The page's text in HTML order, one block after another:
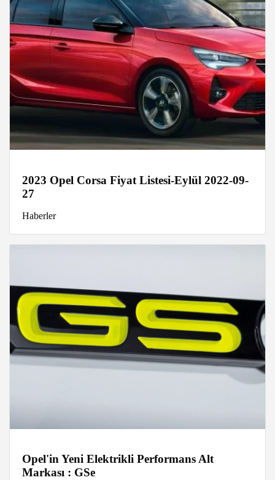
2023 Opel Corsa Fiyat Listesi-Eylül 2022-09-
27
Haberler
Opel'in Yeni Elektrikli Performans Alt
Markası : GSe